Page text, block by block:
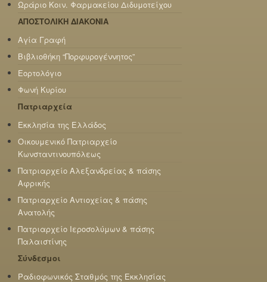
Ωράριο Κοιν. Φαρμακείου Διδυμοτείχου
ΑΠΟΣΤΟΛΙΚΗ ΔΙΑΚΟΝΙΑ
Αγία Γραφή
Βιβλιοθήκη “Πορφυρογέννητος”
Εορτολόγιο
Φωνή Κυρίου
Πατριαρχεία
Εκκλησία της Ελλάδος
Οικουμενικό Πατριαρχείο
Κωνσταντινουπόλεως
Πατριαρχείο Αλεξανδρείας & πάσης
Αφρικής
Πατριαρχείο Αντιοχείας & πάσης
Ανατολής
Πατριαρχείο Ιεροσολύμων & πάσης
Παλαιστίνης
Σύνδεσμοι
Ραδιοφωνικός Σταθμός της Εκκλησίας